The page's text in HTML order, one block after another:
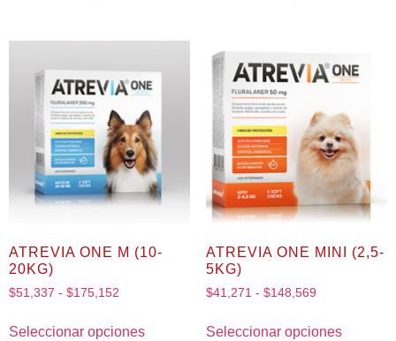
ATREVIA ONE M (10-
20KG)
$51,337 - $175,152
Seleccionar opciones
ATREVIA ONE MINI (2,5-
5KG)
$41,271 - $148,569
Seleccionar opciones